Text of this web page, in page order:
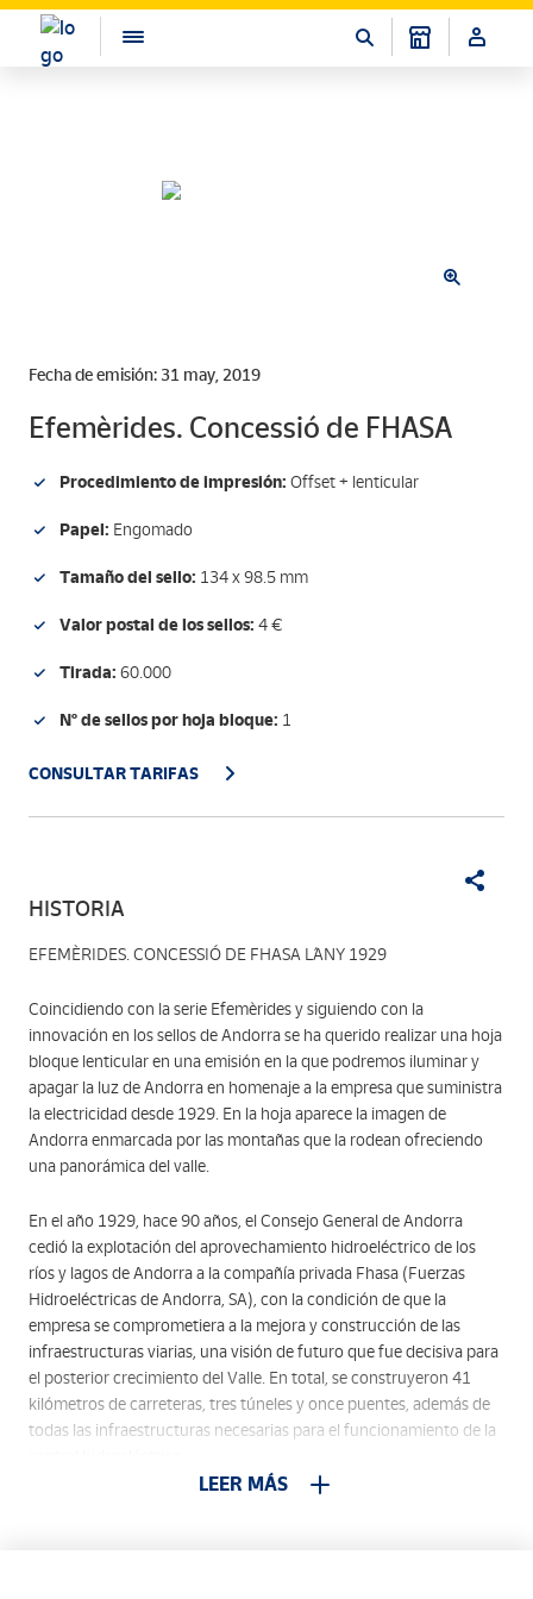
Fecha de emisión: 31 may, 2019
Efemèrides. Concessió de FHASA
Procedimiento de impresión: Offset + lenticular
Papel: Engomado
Tamaño del sello: 134 x 98.5 mm
Valor postal de los sellos: 4 €
Tirada: 60.000
Nº de sellos por hoja bloque: 1
CONSULTAR TARIFAS
HISTORIA
EFEMÈRIDES. CONCESSIÓ DE FHASA L´ANY 1929
Coincidiendo con la serie Efemèrides y siguiendo con la
innovación en los sellos de Andorra se ha querido realizar una hoja
bloque lenticular en una emisión en la que podremos iluminar y
apagar la luz de Andorra en homenaje a la empresa que suministra
la electricidad desde 1929. En la hoja aparece la imagen de
Andorra enmarcada por las montañas que la rodean ofreciendo
una panorámica del valle.
En el año 1929, hace 90 años, el Consejo General de Andorra
cedió la explotación del aprovechamiento hidroeléctrico de los
ríos y lagos de Andorra a la compañía privada Fhasa (Fuerzas
Hidroeléctricas de Andorra, SA), con la condición de que la
empresa se comprometiera a la mejora y construcción de las
infraestructuras viarias, una visión de futuro que fue decisiva para
el posterior crecimiento del Valle. En total, se construyeron 41
kilómetros de carreteras, tres túneles y once puentes, además de
todas las infraestructuras necesarias para el funcionamiento de la
LEER MÁS